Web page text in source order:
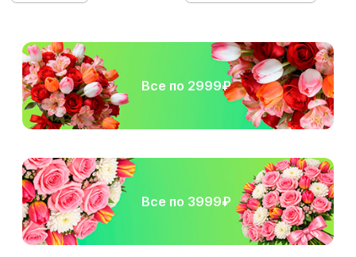
Все по 2999₽
Все по 3999₽